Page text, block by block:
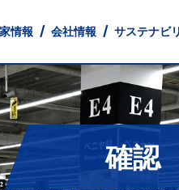
確認
フィットネス事業 不動産
ライブラリ 株式情報
情報
ットワーク 経営理念
会社情報
人的資本情報 健康経
サステナビ
パート・アルバイト採用
Our Company IR